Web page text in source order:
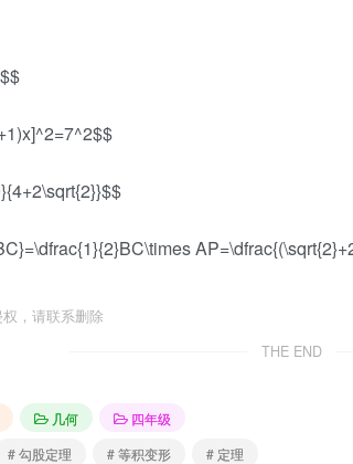
，请联系删除
THE END
几何
四年级
# 勾股定理 # 等积变形 # 定理